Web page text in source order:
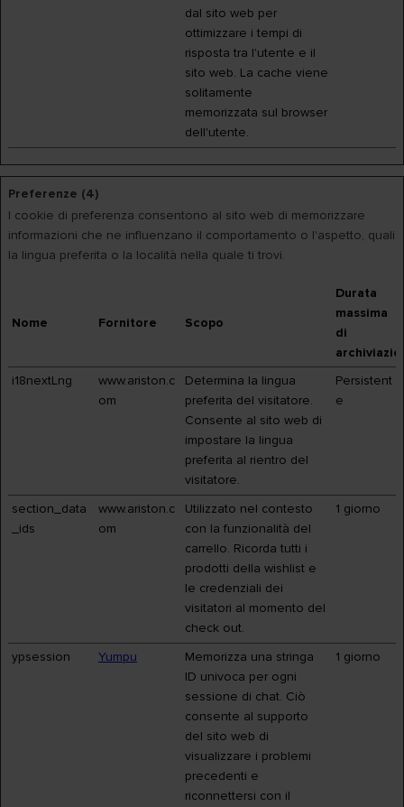
dal sito web per
ottimizzare i tempi di
risposta tra l'utente e il
sito web. La cache viene
solitamente
memorizzata sul browser
dell'utente.
Preferenze (4)
I cookie di preferenza consentono al sito web di memorizzare
informazioni che ne influenzano il comportamento o l'aspetto, quali
la lingua preferita o la località nella quale ti trovi.
Nome Fornitore Scopo
Durata
massima
di
i18nextLng
www.ariston.c
om
Determina la lingua
preferita del visitatore.
Consente al sito web di
impostare la lingua
preferita al rientro del
visitatore.
Persistent
e
section_data
_ids
www.ariston.c
om
Utilizzato nel contesto
con la funzionalità del
carrello. Ricorda tutti i
prodotti della wishlist e
le credenziali dei
visitatori al momento del
check out.
1 giorno
ypsession Yumpu
Memorizza una stringa
ID univoca per ogni
sessione di chat. Ciò
consente al supporto
del sito web di
visualizzare i problemi
precedenti e
riconnettersi con il
1 giorno